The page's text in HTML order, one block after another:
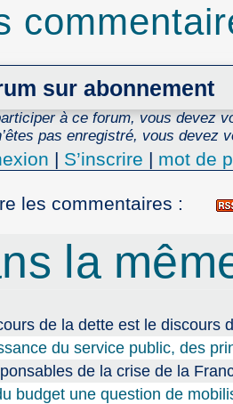
sur abonnement
à ce forum, vous devez
pas enregistré, vous devez
| S’inscrire | mot de
les commentaires :
la
de la dette est le discours
du service public, des
de la crise de la
budget une question de